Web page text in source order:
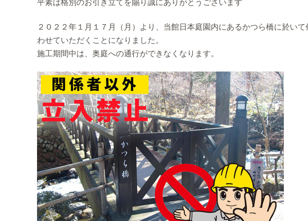
平素は格別のお引き立てを賜り誠にありがとうございます
２０２２年１月１７月（月）より、当館日本庭園内にあるかつら橋に於い
わせていただくことになりました。
施工期間中は、奥庭への通行ができなくなります。